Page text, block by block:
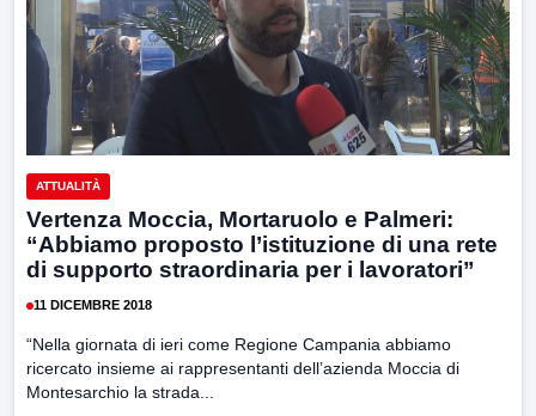
ATTUALITÀ
Vertenza Moccia, Mortaruolo e Palmeri:
“Abbiamo proposto l’istituzione di una rete
di supporto straordinaria per i lavoratori”
11 DICEMBRE 2018
“Nella giornata di ieri come Regione Campania abbiamo
ricercato insieme ai rappresentanti dell’azienda Moccia di
Montesarchio la strada...